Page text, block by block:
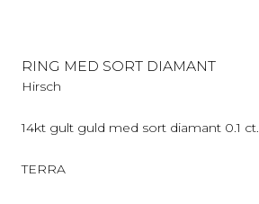
RING MED SORT DIAMANT
Hirsch
14kt gult guld med sort diamant 0.1 ct.
TERRA